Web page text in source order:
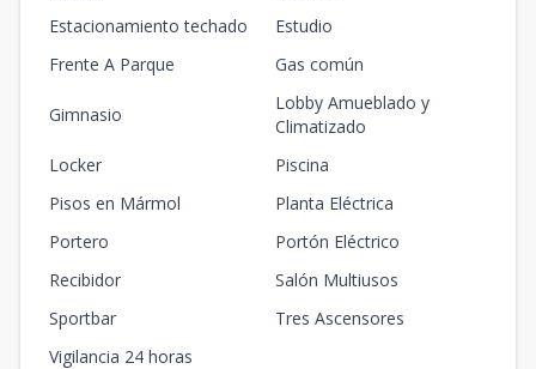
Estacionamiento techado
Estudio
Frente A Parque
Gas común
Gimnasio
Lobby Amueblado y
Climatizado
Locker
Piscina
Pisos en Mármol
Planta Eléctrica
Portero
Portón Eléctrico
Recibidor
Salón Multiusos
Sportbar
Tres Ascensores
Vigilancia 24 horas